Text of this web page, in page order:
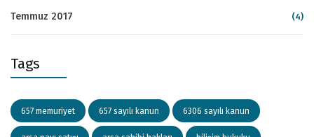
Temmuz 2017 (4)
Tags
657 memuriyet 657 sayılı kanun 6306 sayılı kanun